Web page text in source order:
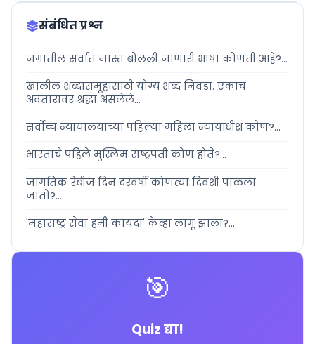
संबंधित प्रश्न
जगातील सर्वात जास्त बोलली जाणारी भाषा कोणती आहे?...
खालील शब्दासमूहासाठी योग्य शब्द निवडा. एकाच
अवतारावर श्रद्धा असलेले...
सर्वोच्च न्यायालयाच्या पहिल्या महिला न्यायाधीश कोण?...
भारताचे पहिले मुस्लिम राष्ट्रपती कोण होते?...
जागतिक रेबीज दिन दरवर्षी कोणत्या दिवशी पाळला
जातो?...
'महाराष्ट्र सेवा हमी कायदा' केव्हा लागू झाला?...
🎯
Quiz द्या!